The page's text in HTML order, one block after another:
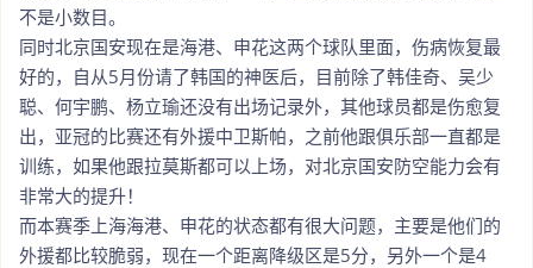
不是小数目。
同时北京国安现在是海港、申花这两个球队里面，伤病恢复最
好的，自从5月份请了韩国的神医后，目前除了韩佳奇、吴少
聪、何宇鹏、杨立瑜还没有出场记录外，其他球员都是伤愈复
出，亚冠的比赛还有外援中卫斯帕，之前他跟俱乐部一直都是
训练，如果他跟拉莫斯都可以上场，对北京国安防空能力会有
非常大的提升！
而本赛季上海海港、申花的状态都有很大问题，主要是他们的
外援都比较脆弱，现在一个距离降级区是5分，另外一个是4